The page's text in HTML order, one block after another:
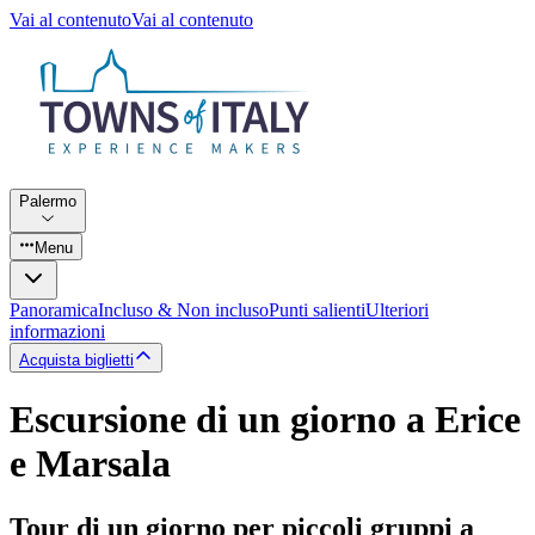
Vai al contenutoVai al contenuto
Palermo
Menu
PanoramicaIncluso & Non inclusoPunti salientiUlteriori
informazioni
Acquista biglietti
Escursione di un giorno a Erice
e Marsala
Tour di un giorno per piccoli gruppi a